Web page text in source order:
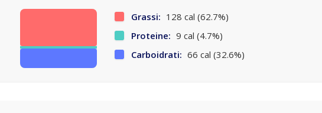
Grassi: 128 cal (62.7%)
Proteine: 9 cal (4.7%)
Carboidrati: 66 cal (32.6%)